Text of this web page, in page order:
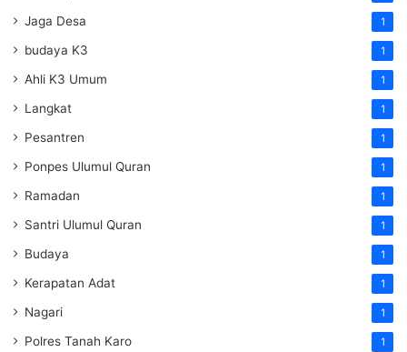
Jaga Desa 1
budaya K3 1
Ahli K3 Umum 1
Langkat 1
Pesantren 1
Ponpes Ulumul Quran 1
Ramadan 1
Santri Ulumul Quran 1
Budaya 1
Kerapatan Adat 1
Nagari 1
Polres Tanah Karo 1